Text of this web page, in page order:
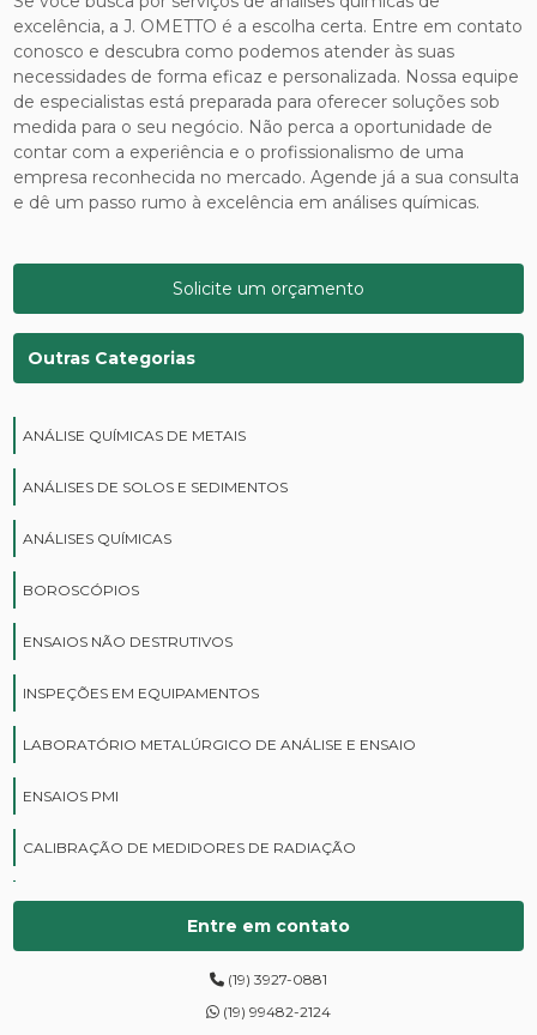
excelência, a J. OMETTO é a escolha certa. Entre em contato
conosco e descubra como podemos atender às suas
necessidades de forma eficaz e personalizada. Nossa equipe
de especialistas está preparada para oferecer soluções sob
medida para o seu negócio. Não perca a oportunidade de
contar com a experiência e o profissionalismo de uma
empresa reconhecida no mercado. Agende já a sua consulta
e dê um passo rumo à excelência em análises químicas.
Solicite um orçamento
Outras Categorias
ANÁLISE QUÍMICAS DE METAIS
ANÁLISES DE SOLOS E SEDIMENTOS
ANÁLISES QUÍMICAS
BOROSCÓPIOS
ENSAIOS NÃO DESTRUTIVOS
INSPEÇÕES EM EQUIPAMENTOS
LABORATÓRIO METALÚRGICO DE ANÁLISE E ENSAIO
ENSAIOS PMI
CALIBRAÇÃO DE MEDIDORES DE RADIAÇÃO
CURSOS DE PROTEÇÃO RADIOLÓGICA
DIGITALIZAÇÃO DE FILMES RADIOGRÁFICOS
ENSAIOS DE DUREZA DE CAMPO
Entre em contato
(19) 3927-0881
(19) 99482-2124